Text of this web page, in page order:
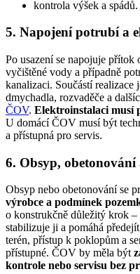
kontrola výšek a spádů.
5. Napojení potrubí a
Po usazení se napojuje
vyčištěné vody a případně
kanalizaci. Součástí realizace
dmychadla, rozvaděče a
ČOV. Elektroinstalaci musí
U domácí ČOV musí být
a přístupná pro servis.
6. Obsyp,
Obsyp nebo obetonování se
výrobce a podmínek
o konstrukčně důležitý krok
stabilizuje ji a pomáhá
terén, přístup k poklopům a
přístupné. ČOV by měla být
kontrole nebo servisu bez